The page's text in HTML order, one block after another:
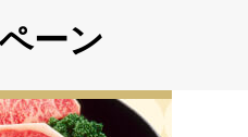
ーン